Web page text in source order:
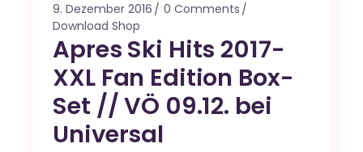
9. Dezember 2016
0 Comments
Download Shop
Apres Ski Hits 2017-
XXL Fan Edition Box-
Set // VÖ 09.12. bei
Universal